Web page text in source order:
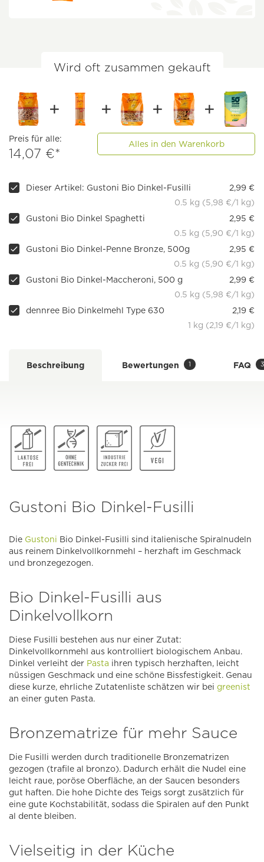
Wird oft zusammen gekauft
Preis für alle:
14,07 €*
Alles in den Warenkorb
Dieser Artikel: Gustoni Bio Dinkel-Fusilli
2,99 €
0.5 kg (5,98 €/1 kg)
Gustoni Bio Dinkel Spaghetti
2,95 €
0.5 kg (5,90 €/1 kg)
Gustoni Bio Dinkel-Penne Bronze, 500g
2,95 €
0.5 kg (5,90 €/1 kg)
Gustoni Bio Dinkel-Maccheroni, 500 g
2,99 €
0.5 kg (5,98 €/1 kg)
dennree Bio Dinkelmehl Type 630
2,19 €
1 kg (2,19 €/1 kg)
Beschreibung Bewertungen 1 FAQ 3
Gustoni Bio Dinkel-Fusilli
Die Gustoni Bio Dinkel-Fusilli sind italienische Spiralnudeln
aus reinem Dinkelvollkornmehl – herzhaft im Geschmack
und bronzegezogen.
Bio Dinkel-Fusilli aus
Dinkelvollkorn
Diese Fusilli bestehen aus nur einer Zutat:
Dinkelvollkornmehl aus kontrolliert biologischem Anbau.
Dinkel verleiht der Pasta ihren typisch herzhaften, leicht
nüssigen Geschmack und eine schöne Bissfestigkeit. Genau
diese kurze, ehrliche Zutatenliste schätzen wir bei greenist
an einer guten Pasta.
Bronzematrize für mehr Sauce
Die Fusilli werden durch traditionelle Bronzematrizen
gezogen (trafile al bronzo). Dadurch erhält die Nudel eine
leicht raue, poröse Oberfläche, an der Saucen besonders
gut haften. Die hohe Dichte des Teigs sorgt zusätzlich für
eine gute Kochstabilität, sodass die Spiralen auf den Punkt
al dente bleiben.
Vielseitig in der Küche